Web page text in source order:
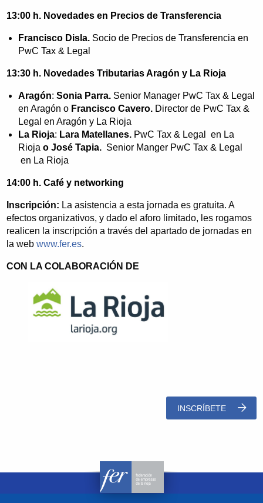
13:00 h. Novedades en Precios de Transferencia
Francisco Disla. Socio de Precios de Transferencia en
PwC Tax & Legal
13:30 h. Novedades Tributarias Aragón y La Rioja
Aragón: Sonia Parra. Senior Manager PwC Tax & Legal
en Aragón o Francisco Cavero. Director de PwC Tax &
Legal en Aragón y La Rioja
La Rioja: Lara Matellanes. PwC Tax & Legal en La
Riojao José Tapia. Senior Manger PwC Tax & Legal
en La Rioja
14:00 h. Café y networking
Inscripción: La asistencia a esta jornada es gratuita. A
efectos organizativos, y dado el aforo limitado, les rogamos
realicen la inscripción a través del apartado de jornadas en
la webwww.fer.es.
CON LA COLABORACIÓN DE
INSCRÍBETE